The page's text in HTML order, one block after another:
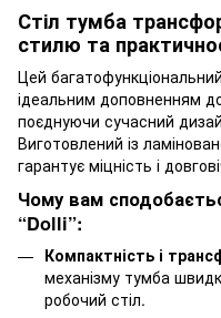
Стіл тумба
стилю та
Цей
ідеальним доповненням до
поєднуючи сучасний
Виготовлений із
гарантує міцність і
Чому вам
“Dolli”:
Компактність і
механізму тумба
робочий стіл.